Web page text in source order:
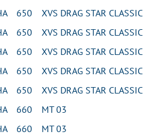
650 XVS DRAG STAR CLASSIC
650 XVS DRAG STAR CLASSIC
650 XVS DRAG STAR CLASSIC
650 XVS DRAG STAR CLASSIC
650 XVS DRAG STAR CLASSIC
660 MT 03
660 MT 03